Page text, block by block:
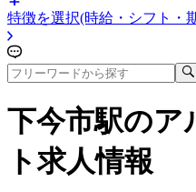
特徴を選択(時給・シフト・
下今市駅のア
ト求人情報